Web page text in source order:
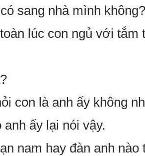
sang nhà mình không?
lúc con ngủ với tắm
con là anh ấy không
ấy lại nói vậy.
nam hay đàn anh